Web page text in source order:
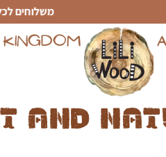
משלוחים לכל
KINGDOM
and